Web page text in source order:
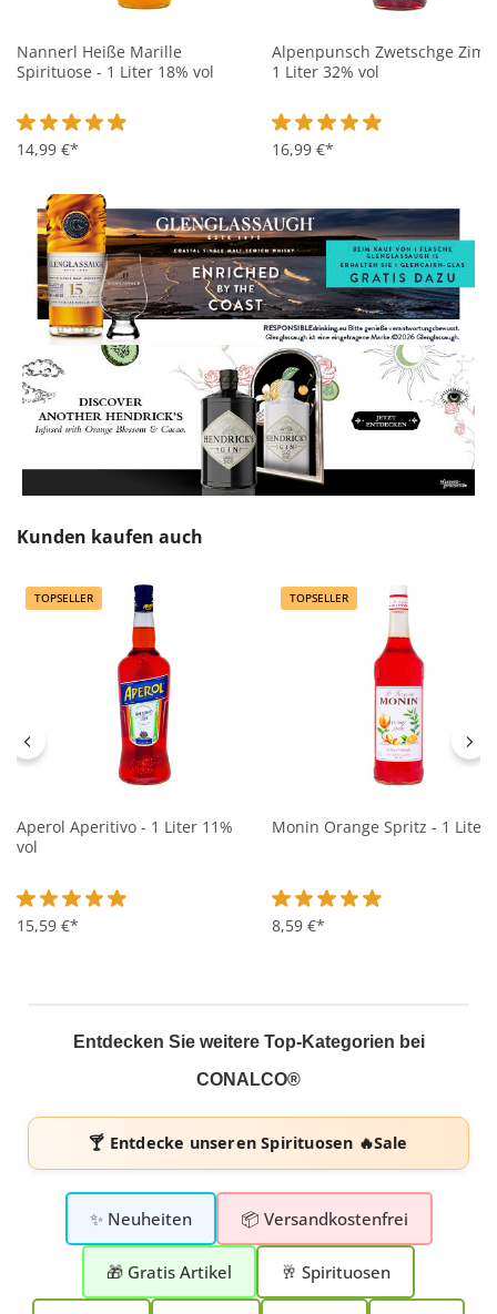
Nannerl Heiße Marille
Spirituose - 1 Liter 18% vol
Durchschnittliche Bewertung von 4.9 von 5 Sternen
14,99 €*
Alpenpunsch Zwetschge Zimt
1 Liter 32% vol
Durchschnittliche
16,99 €*
Produktgalerie überspringen
Kunden kaufen auch
TOPSELLER
Aperol Aperitivo - 1 Liter 11%
vol
Durchschnittliche Bewertung von 4.9 von 5 Sternen
15,59 €*
TOPSELLER
Monin Orange Spritz - 1 Liter
Durchschnittliche
8,59 €*
Entdecken Sie weitere Top-Kategorien bei
CONALCO®
🍸 Entdecke unserenSpirituosen 🔥Sale
✨ Neuheiten 📦 Versandkostenfrei
🎁 Gratis Artikel 🥂 Spirituosen